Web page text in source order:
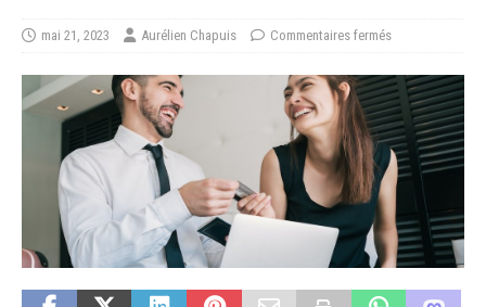
mai 21, 2023 Aurélien Chapuis Commentaires fermés